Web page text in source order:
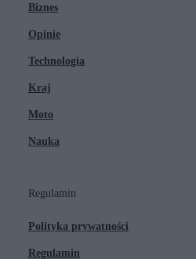
Biznes
Opinie
Technologia
Kraj
Moto
Nauka
Regulamin
Polityka prywatności
Regulamin